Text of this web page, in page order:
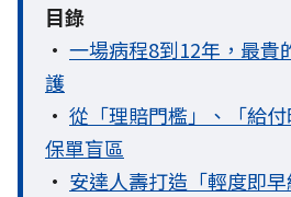
目錄
• 一場病程8到12年，最貴
護
• 從「理賠門檻」、「給
保單盲區
• 安達人壽打造「輕度即